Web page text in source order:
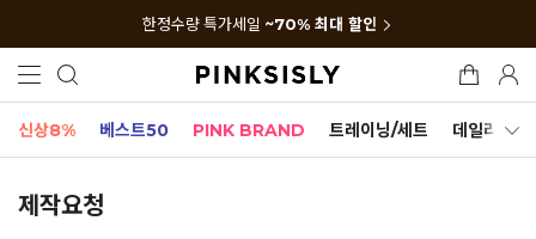
한정수량 특가세일 ~70% 최대 할인
신상8% 베스트50 PINK BRAND 트레이닝/세트 데일리세트
제작요청